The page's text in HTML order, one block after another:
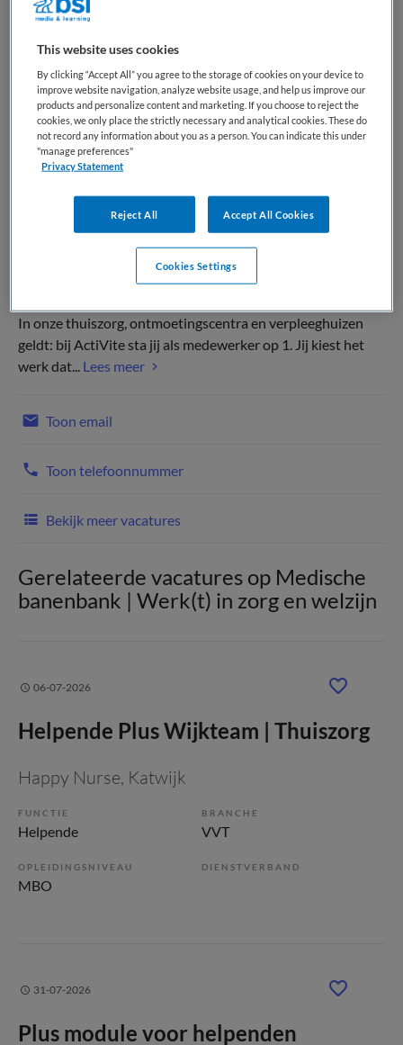
Vacature niet beschikbaar
Deze vacature Helpende | Verpleeghuis | SassemBourg bij
ActiVite is niet meer actueel. Hieronder staan enkele
vergelijkbare vacatures die voor u wellicht interessant zijn.
In onze thuiszorg, ontmoetingscentra en verpleeghuizen
geldt: bij ActiVite sta jij als medewerker op 1. Jij kiest het
werk dat... Lees meer
Toon email
Toon telefoonnummer
Bekijk meer vacatures
Gerelateerde vacatures op Medische
banenbank | Werk(t) in zorg en welzijn
06-07-2026
Helpende Plus Wijkteam | Thuiszorg
Happy Nurse, Katwijk
FUNCTIE
Helpende
BRANCHE
VVT
OPLEIDINGSNIVEAU
MBO
DIENSTVERBAND
31-07-2026
Plus module voor helpenden
This website uses cookies
By clicking “Accept All” you agree to the storage of cookies on your device to
improve website navigation, analyze website usage, and help us improve our
products and personalize content and marketing. If you choose to reject the
cookies, we only place the strictly necessary and analytical cookies. These do
not record any information about you as a person. You can indicate this under
"manage preferences"
Privacy Statement
Reject All Accept All Cookies
Cookies Settings